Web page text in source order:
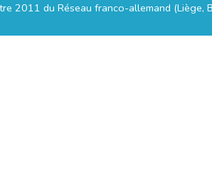
2011 du Réseau franco-allemand (Liège,